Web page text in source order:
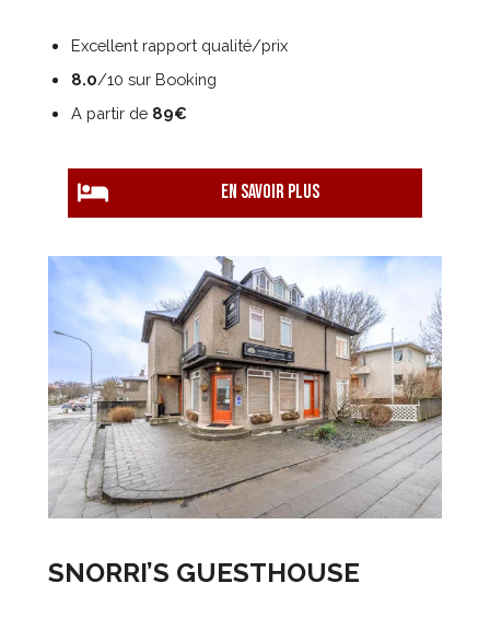
Excellent rapport qualité/prix
8.0/10 sur Booking
A partir de 89€
EN savoir plus
SNORRI’S GUESTHOUSE